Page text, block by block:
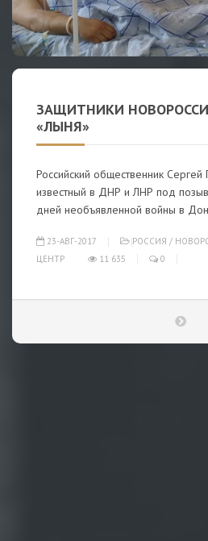
ЗАЩИТНИКИ
«ЛЫНЯ»
Российский общественник
известный в ДНР и ЛНР под
дней необъявленной войны в
23-АВГ-2017 РОССИЯ /
ЦЕНТР
11 635 0